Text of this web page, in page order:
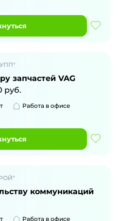
запчастей VAG
руб.
Работа в офисе
коммуникаций
Работа в офисе